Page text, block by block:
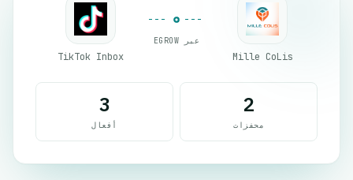
Mille CoLis
عبر EGROW
TikTok Inbox
2
محفزات
3
أفعال